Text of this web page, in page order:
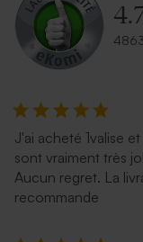
J'ai acheté 1valise
sont vraiment très
Aucun regret. La
recommande